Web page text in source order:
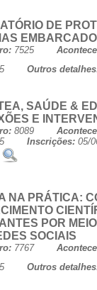
DE
7525
Outros
SAÚDE &
E
8089
Inscrições:
NA PRÁTICA:
POR
SOCIAIS
7767
Outros